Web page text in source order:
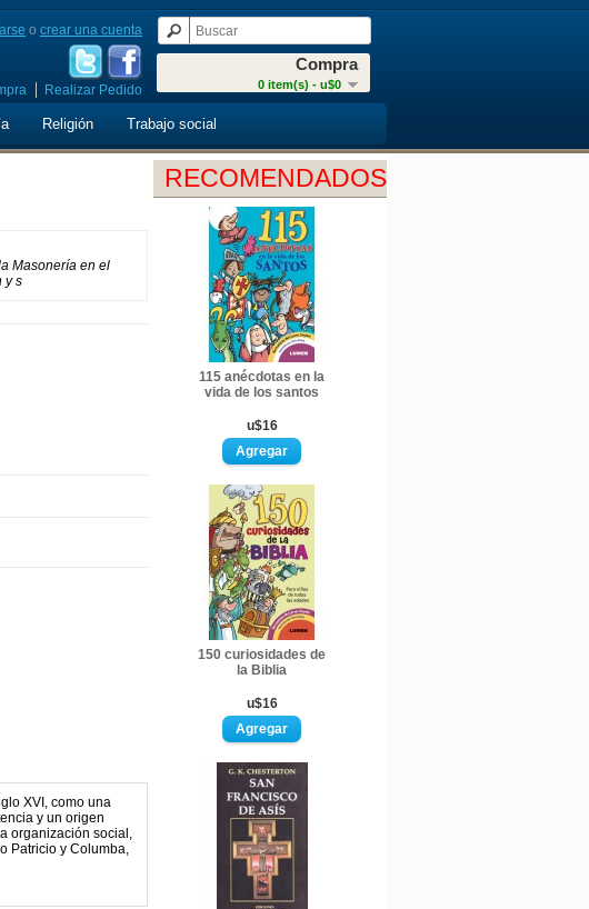
Compra
0 item(s) - u$0
o crear una cuenta
Realizar Pedido
Religión Trabajo social
RECOMENDADOS
115 anécdotas en la
vida de los santos
u$16
150 curiosidades de
la Biblia
u$16
Masonería en el
y s
XVI, como una
y un origen
organización social,
Patricio y Columba,